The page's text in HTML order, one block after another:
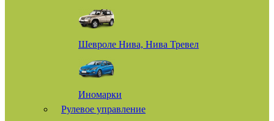
Шевроле Нива, Нива Тревел
Иномарки
Рулевое управление